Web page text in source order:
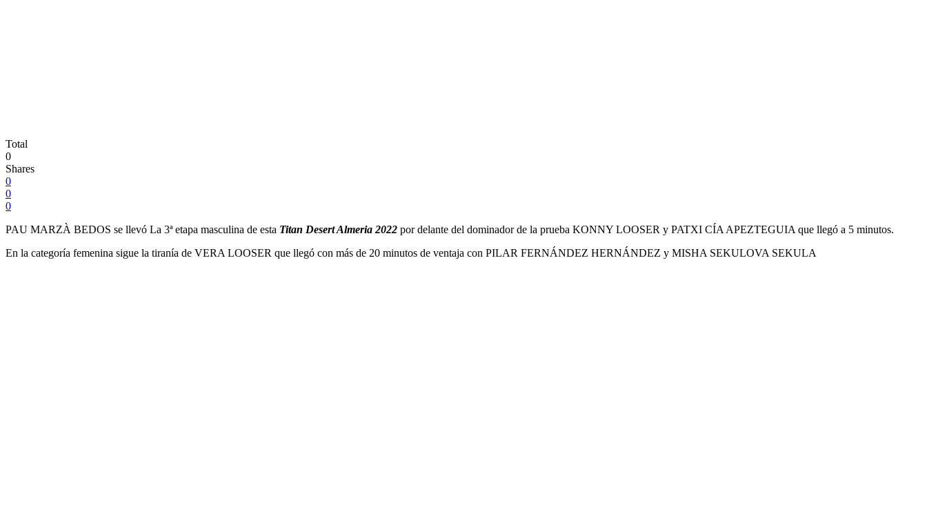
Total
0
Shares
0
0
0
PAU MARZÀ BEDOS se llevó La 3ª etapa masculina de esta Titan Desert Almeria 2022 por delante del dominador de la prueba KONNY LOOSER y PATXI CÍA APEZTEGUIA que llegó a 5 minutos.
En la categoría femenina sigue la tiranía de VERA LOOSER que llegó con más de 20 minutos de ventaja con PILAR FERNÁNDEZ HERNÁNDEZ y MISHA SEKULOVA SEKULA